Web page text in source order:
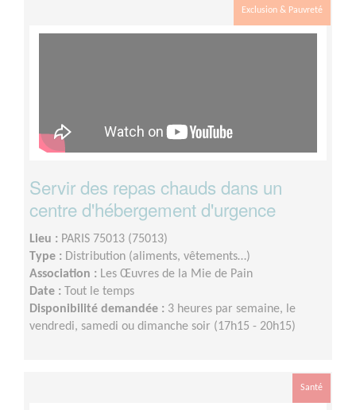
Exclusion & Pauvreté
Servir des repas chauds dans un
centre d'hébergement d'urgence
Lieu : PARIS 75013 (75013)
Type : Distribution (aliments, vêtements…)
Association : Les Œuvres de la Mie de Pain
Date : Tout le temps
Disponibilité demandée : 3 heures par semaine, le
vendredi, samedi ou dimanche soir (17h15 - 20h15)
Santé